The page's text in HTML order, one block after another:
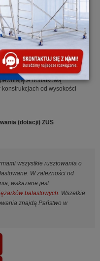
montaż
zapewniają optymalną
roboczej 4,40 m)
(Ø 150 mm
(
220 - 335 mm
ilość miejsca dla
regulacją oraz teleskopową
dodatkową
od wysokości
(dotacji) ZUS
wszystkie rusztowania o
W zależności od
wskazane jest
balastowych. Wszelkie
znajdą Państwo w